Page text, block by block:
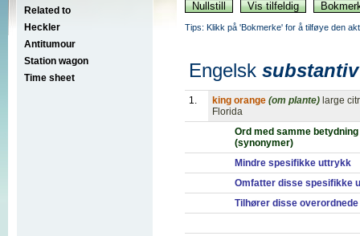
Related to
Heckler
Antitumour
Station wagon
Time sheet
Tips: Klikk på 'Bokmerke' for å tilføye den
Engelsk substantiv
1. king orange (om plante) large
Florida
Ord med samme betydning
(synonymer)
Mindre spesifikke uttrykk
Omfatter disse spesifikke
Tilhører disse